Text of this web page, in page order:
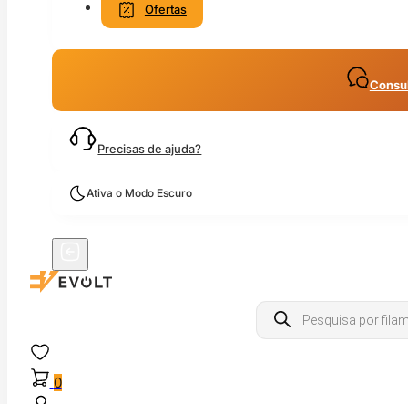
Ofertas
Precisas de ajuda?
Ativa o Modo Escuro
Products
search
0